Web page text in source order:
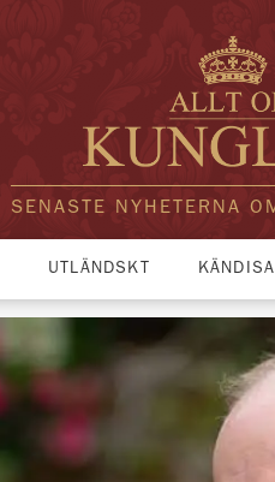
SENASTE NYHETERNA
UTLÄNDSKT